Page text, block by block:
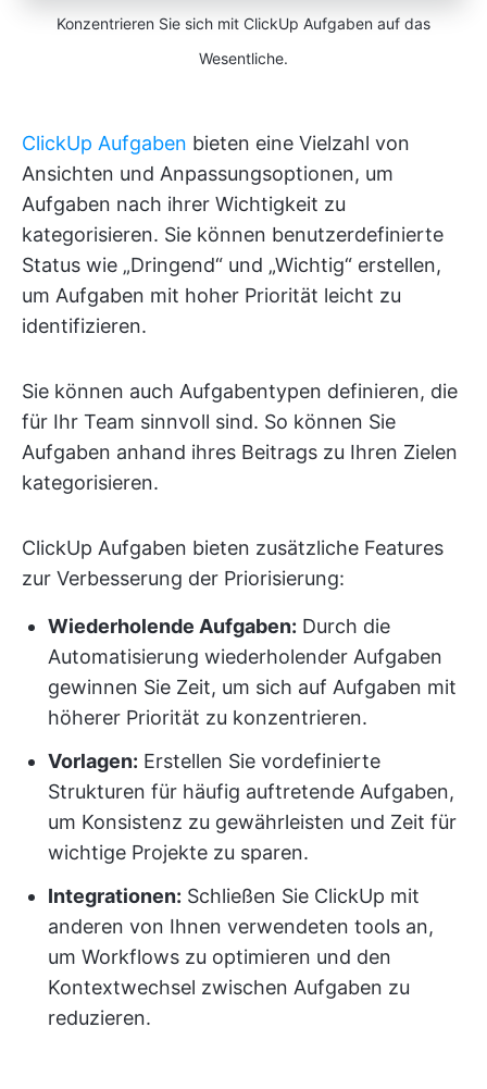
Konzentrieren Sie sich mit ClickUp Aufgaben auf das
Wesentliche.
ClickUp Aufgaben bieten eine Vielzahl von
Ansichten und Anpassungsoptionen, um
Aufgaben nach ihrer Wichtigkeit zu
kategorisieren. Sie können benutzerdefinierte
Status wie „Dringend“ und „Wichtig“ erstellen,
um Aufgaben mit hoher Priorität leicht zu
identifizieren.
Sie können auch Aufgabentypen definieren, die
für Ihr Team sinnvoll sind. So können Sie
Aufgaben anhand ihres Beitrags zu Ihren Zielen
kategorisieren.
ClickUp Aufgaben bieten zusätzliche Features
zur Verbesserung der Priorisierung:
Wiederholende Aufgaben: Durch die
Automatisierung wiederholender Aufgaben
gewinnen Sie Zeit, um sich auf Aufgaben mit
höherer Priorität zu konzentrieren.
Vorlagen: Erstellen Sie vordefinierte
Strukturen für häufig auftretende Aufgaben,
um Konsistenz zu gewährleisten und Zeit für
wichtige Projekte zu sparen.
Integrationen: Schließen Sie ClickUp mit
anderen von Ihnen verwendeten tools an,
um Workflows zu optimieren und den
Kontextwechsel zwischen Aufgaben zu
reduzieren.